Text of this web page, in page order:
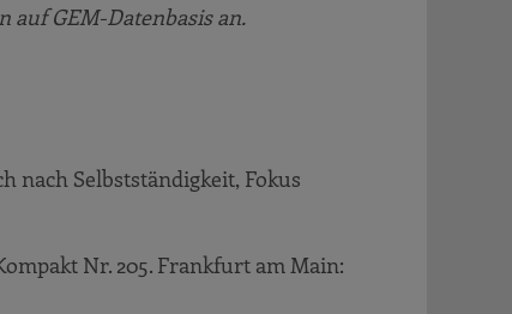
auf GEM-Datenbasis an.
nach Selbstständigkeit, Fokus
Nr. 205. Frankfurt am Main: